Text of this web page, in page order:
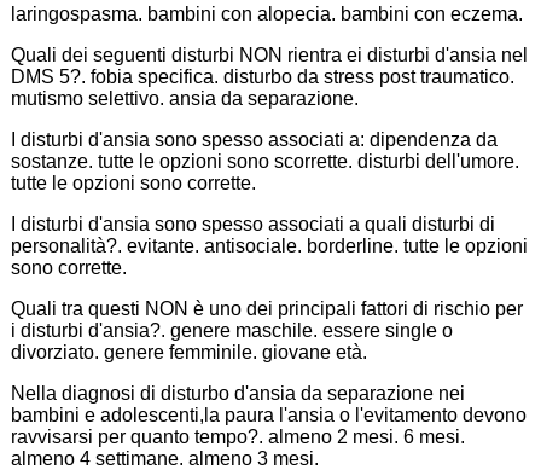
laringospasma. bambini con alopecia. bambini con eczema.
Quali dei seguenti disturbi NON rientra ei disturbi d'ansia nel
DMS 5?. fobia specifica. disturbo da stress post traumatico.
mutismo selettivo. ansia da separazione.
I disturbi d'ansia sono spesso associati a: dipendenza da
sostanze. tutte le opzioni sono scorrette. disturbi dell'umore.
tutte le opzioni sono corrette.
I disturbi d'ansia sono spesso associati a quali disturbi di
personalità?. evitante. antisociale. borderline. tutte le opzioni
sono corrette.
Quali tra questi NON è uno dei principali fattori di rischio per
i disturbi d'ansia?. genere maschile. essere single o
divorziato. genere femminile. giovane età.
Nella diagnosi di disturbo d'ansia da separazione nei
bambini e adolescenti,la paura l'ansia o l'evitamento devono
ravvisarsi per quanto tempo?. almeno 2 mesi. 6 mesi.
almeno 4 settimane. almeno 3 mesi.